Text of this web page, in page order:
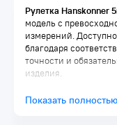
Рулетка Hanskonner
модель с
измерений.
благодаря
точности и
изделия.